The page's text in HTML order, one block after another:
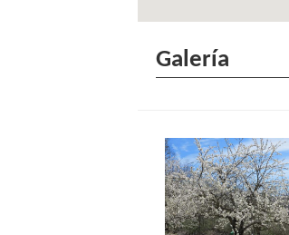
Galería